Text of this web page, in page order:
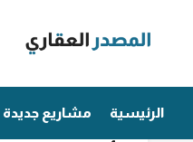
الرئيسية مشاريع جديدة